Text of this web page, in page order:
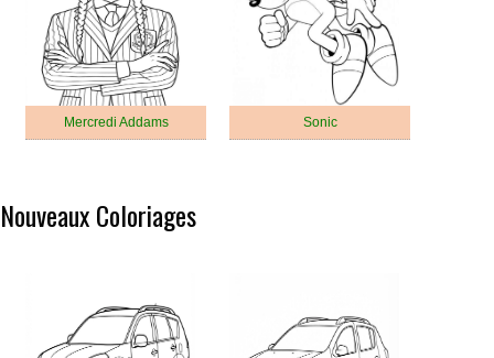
Mercredi Addams Sonic
Nouveaux Coloriages